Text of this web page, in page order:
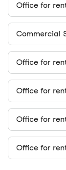
Office for
Office for
Office for
Office for
Office for